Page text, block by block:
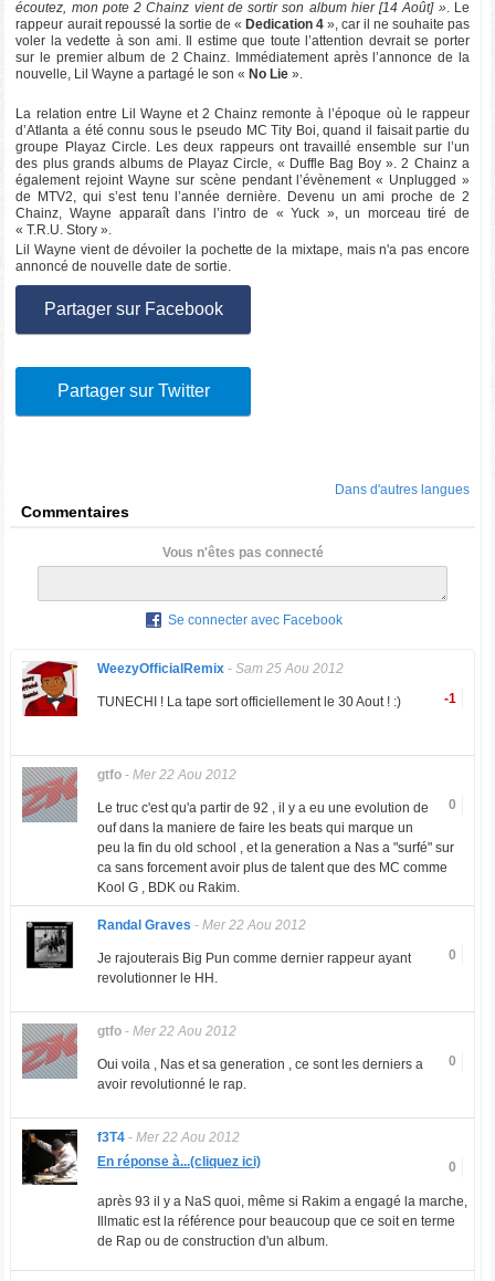
écoutez, mon pote 2 Chainz vient de sortir son album hier [14 Août] ». Le
rappeur aurait repoussé la sortie de « Dedication 4 », car il ne souhaite pas
voler la vedette à son ami. Il estime que toute l’attention devrait se porter
sur le premier album de 2 Chainz. Immédiatement après l’annonce de la
nouvelle, Lil Wayne a partagé le son « No Lie ».
La relation entre Lil Wayne et 2 Chainz remonte à l’époque où le rappeur
d’Atlanta a été connu sous le pseudo MC Tity Boi, quand il faisait partie du
groupe Playaz Circle. Les deux rappeurs ont travaillé ensemble sur l’un
des plus grands albums de Playaz Circle, « Duffle Bag Boy ». 2 Chainz a
également rejoint Wayne sur scène pendant l’évènement « Unplugged »
de MTV2, qui s’est tenu l’année dernière. Devenu un ami proche de 2
Chainz, Wayne apparaît dans l’intro de « Yuck », un morceau tiré de
« T.R.U. Story ».
Lil Wayne vient de dévoiler la pochette de la mixtape, mais n'a pas encore
annoncé de nouvelle date de sortie.
Partager sur Facebook
Partager sur Twitter
Dans d'autres langues
Commentaires
Vous n'êtes pas connecté
Se connecter avec Facebook
WeezyOfficialRemix- Sam 25 Aou 2012
-1
TUNECHI ! La tape sort officiellement le 30 Aout ! :)
gtfo- Mer 22 Aou 2012
0
Le truc c'est qu'a partir de 92 , il y a eu une evolution de
ouf dans la maniere de faire les beats qui marque un
peu la fin du old school , et la generation a Nas a "surfé" sur
ca sans forcement avoir plus de talent que des MC comme
Kool G , BDK ou Rakim.
Randal Graves - Mer 22 Aou 2012
0
Je rajouterais Big Pun comme dernier rappeur ayant
revolutionner le HH.
gtfo- Mer 22 Aou 2012
0
Oui voila , Nas et sa generation , ce sont les derniers a
avoir revolutionné le rap.
f3T4- Mer 22 Aou 2012
0
En réponse à...(cliquez ici)
après 93 il y a NaS quoi, même si Rakim a engagé la marche,
Illmatic est la référence pour beaucoup que ce soit en terme
de Rap ou de construction d'un album.